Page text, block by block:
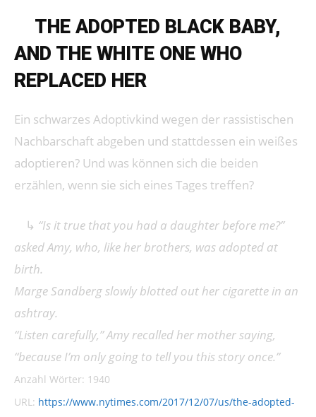
THE ADOPTED BLACK BABY,
AND THE WHITE ONE WHO
REPLACED HER
Ein schwarzes Adoptivkind wegen der rassistischen
Nachbarschaft abgeben und stattdessen ein weißes
adoptieren? Und was können sich die beiden
erzählen, wenn sie sich eines Tages treffen?
↳ “Is it true that you had a daughter before me?”
asked Amy, who, like her brothers, was adopted at
birth.
Marge Sandberg slowly blotted out her cigarette in an
ashtray.
“Listen carefully,” Amy recalled her mother saying,
“because I’m only going to tell you this story once.”
Anzahl Wörter: 1940
URL: https://www.nytimes.com/2017/12/07/us/the-adopted-